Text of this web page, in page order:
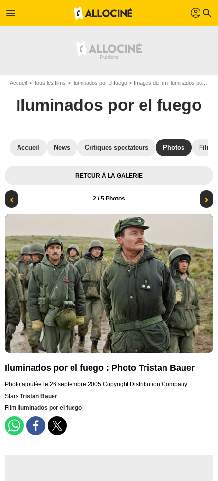
menu profil search
Accueil Tous les films Iluminados por el fuego Images du film Iluminados por el fuego
Iluminados por el fuego
Accueil News Critiques spectateurs Photos
RETOUR À LA GALERIE
2 / 5 Photos
Iluminados por el fuego : Photo Tristan Bauer
Photo ajoutée le 26 septembre 2005 Copyright Distribution Company
Stars Tristan Bauer
Film
Iluminados por el fuego